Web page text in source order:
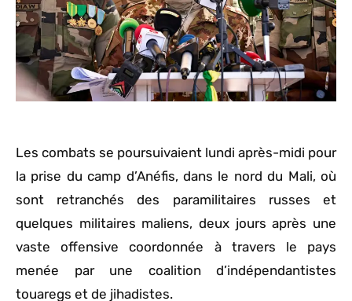
Les combats se poursuivaient lundi après-midi pour
la prise du camp d’Anéfis, dans le nord du Mali, où
sont retranchés des paramilitaires russes et
quelques militaires maliens, deux jours après une
vaste offensive coordonnée à travers le pays
menée par une coalition d’indépendantistes
touaregs et de jihadistes.